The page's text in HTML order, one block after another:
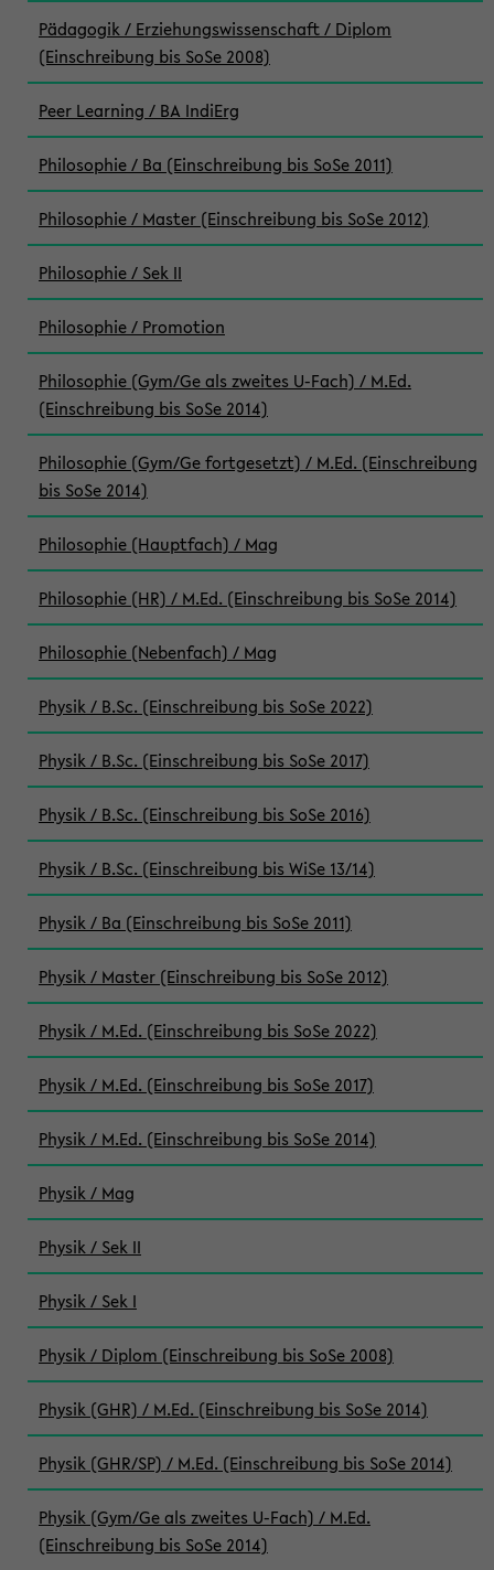
Pädagogik / Erziehungswissenschaft / Diplom
(Einschreibung bis SoSe 2008)
Peer Learning / BA IndiErg
Philosophie / Ba (Einschreibung bis SoSe 2011)
Philosophie / Master (Einschreibung bis SoSe 2012)
Philosophie / Sek II
Philosophie / Promotion
Philosophie (Gym/Ge als zweites U-Fach) / M.Ed.
(Einschreibung bis SoSe 2014)
Philosophie (Gym/Ge fortgesetzt) / M.Ed. (Einschreibung
bis SoSe 2014)
Philosophie (Hauptfach) / Mag
Philosophie (HR) / M.Ed. (Einschreibung bis SoSe 2014)
Philosophie (Nebenfach) / Mag
Physik / B.Sc. (Einschreibung bis SoSe 2022)
Physik / B.Sc. (Einschreibung bis SoSe 2017)
Physik / B.Sc. (Einschreibung bis SoSe 2016)
Physik / B.Sc. (Einschreibung bis WiSe 13/14)
Physik / Ba (Einschreibung bis SoSe 2011)
Physik / Master (Einschreibung bis SoSe 2012)
Physik / M.Ed. (Einschreibung bis SoSe 2022)
Physik / M.Ed. (Einschreibung bis SoSe 2017)
Physik / M.Ed. (Einschreibung bis SoSe 2014)
Physik / Mag
Physik / Sek II
Physik / Sek I
Physik / Diplom (Einschreibung bis SoSe 2008)
Physik (GHR) / M.Ed. (Einschreibung bis SoSe 2014)
Physik (GHR/SP) / M.Ed. (Einschreibung bis SoSe 2014)
Physik (Gym/Ge als zweites U-Fach) / M.Ed.
(Einschreibung bis SoSe 2014)